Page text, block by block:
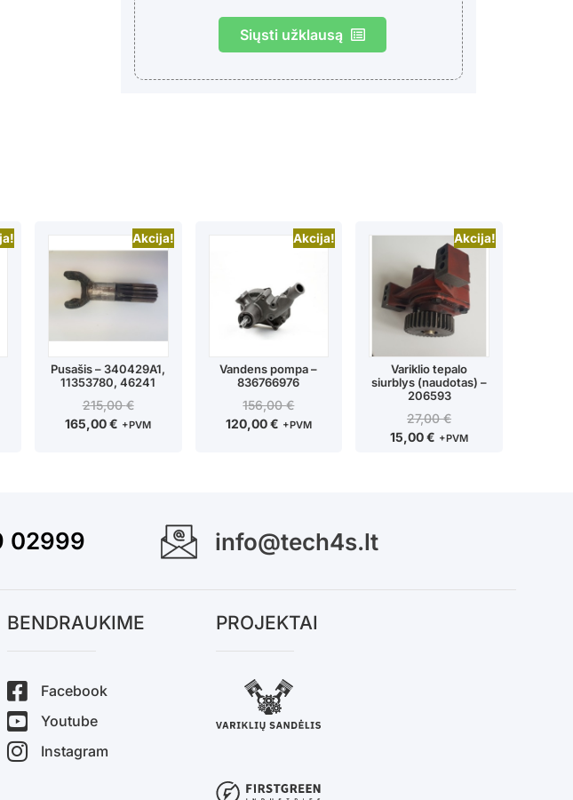
Siųsti užklausą
Akcija!
Pusašis – 340429A1,
11353780, 46241
215,00€
165,00€ +PVM
Akcija!
Vandens pompa –
836766976
156,00€
120,00€ +PVM
Akcija!
Variklio tepalo
siurblys (naudotas) –
206593
27,00€
15,00€ +PVM
02999 info@tech4s.lt
BENDRAUKIME
Facebook
Youtube
Instagram
PROJEKTAI